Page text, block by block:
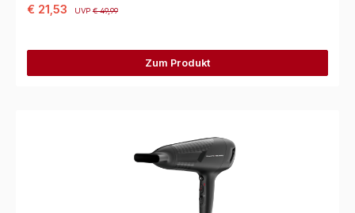
€ 21,53 UVP€ 49,99
Zum Produkt